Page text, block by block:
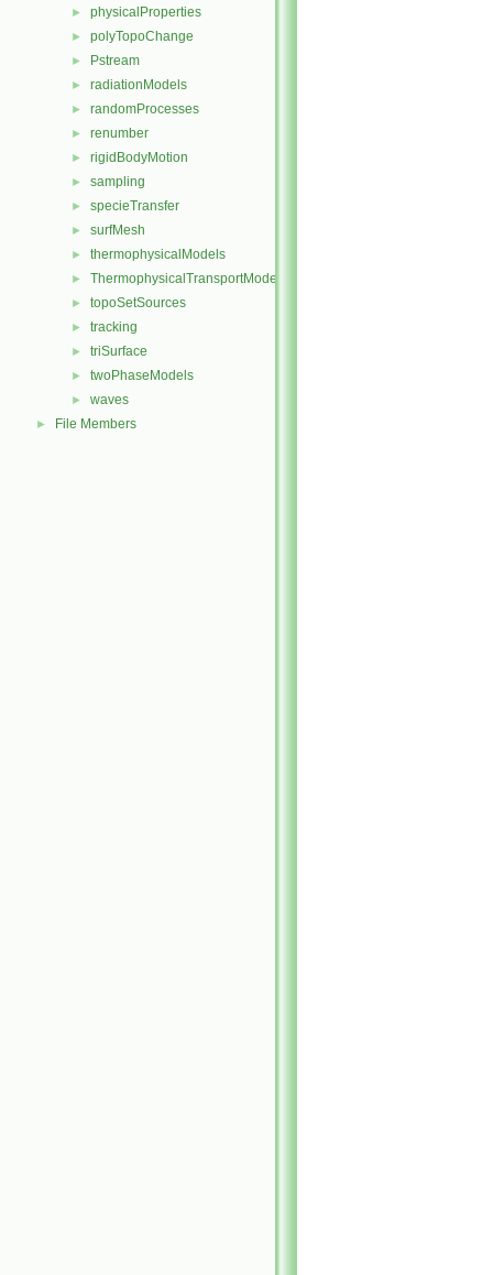
► physicalProperties
► polyTopoChange
► Pstream
► radiationModels
► randomProcesses
► renumber
► rigidBodyMotion
► sampling
► specieTransfer
► surfMesh
► thermophysicalModels
► ThermophysicalTransportModels
► topoSetSources
► tracking
► triSurface
► twoPhaseModels
► waves
► File Members